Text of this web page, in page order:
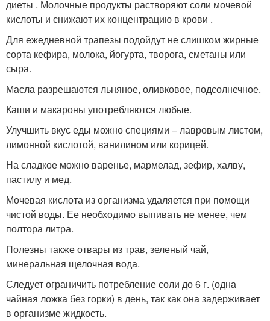
диеты . Молочные продукты растворяют соли мочевой
кислоты и снижают их концентрацию в крови .
Для ежедневной трапезы подойдут не слишком жирные
сорта кефира, молока, йогурта, творога, сметаны или
сыра.
Масла разрешаются льняное, оливковое, подсолнечное.
Каши и макароны употребляются любые.
Улучшить вкус еды можно специями – лавровым листом,
лимонной кислотой, ванилином или корицей.
На сладкое можно варенье, мармелад, зефир, халву,
пастилу и мед.
Мочевая кислота из организма удаляется при помощи
чистой воды. Ее необходимо выпивать не менее, чем
полтора литра.
Полезны также отвары из трав, зеленый чай,
минеральная щелочная вода.
Следует ограничить потребление соли до 6 г. (одна
чайная ложка без горки) в день, так как она задерживает
в организме жидкость.